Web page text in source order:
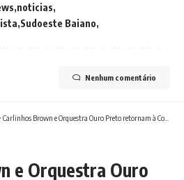
noticias
Sudoeste Baiano
Nenhum comentário
Carlinhos Brown e Orquestra Ouro Preto retornam à Concha Acústica, em Salvador
e Orquestra Ouro